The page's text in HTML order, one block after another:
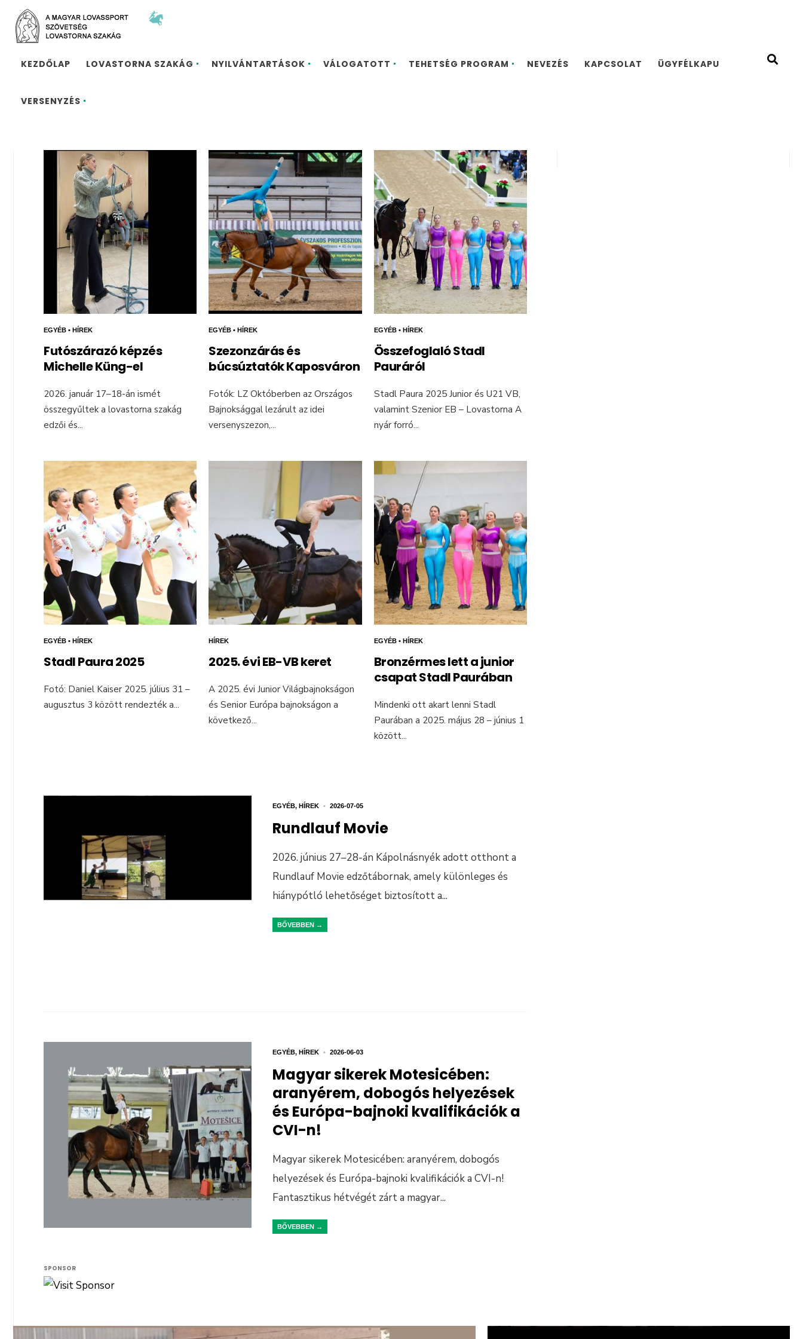
KEZDŐLAP LOVASTORNA SZAKÁG NYILVÁNTARTÁSOK VÁLOGATOTT TEHETSÉG PROGRAM NEVEZÉS KAPCSOLAT ÜGYFÉLKAPU
VERSENYZÉS
EGYÉB • HÍREK
Futószárazó képzés
Michelle Küng-el
2026. január 17–18-án ismét
összegyűltek a lovastorna szakág
edzői és...
EGYÉB •HÍREK
Szezonzárás és
búcsúztatók Kaposváron
Fotók: LZ Októberben az Országos
Bajnoksággal lezárult az idei
versenyszezon,...
EGYÉB• HÍREK
Összefoglaló Stadl
Pauráról
Stadl Paura 2025 Junior és U21 VB,
valamint Szenior EB – Lovastorna A
nyár forró...
EGYÉB • HÍREK
Stadl Paura 2025
Fotó: Daniel Kaiser 2025. július 31 –
augusztus 3 között rendezték a...
HÍREK
2025. évi EB-VB keret
A 2025. évi Junior Világbajnokságon
és Senior Európa bajnokságon a
következő...
EGYÉB• HÍREK
Bronzérmes lett a junior
csapat Stadl Paurában
Mindenki ott akart lenni Stadl
Paurában a 2025. május 28 – június 1
között...
EGYÉB, HÍREK • 2026-07-05
Rundlauf Movie
2026. június 27–28-án Kápolnásnyék adott otthont a
Rundlauf Movie edzőtábornak, amely különleges és
hiánypótló lehetőséget biztosított a...
BŐVEBBEN →
EGYÉB, HÍREK • 2026-06-03
Magyar sikerek Motesicében:
aranyérem, dobogós helyezések
és Európa-bajnoki kvalifikációk a
CVI-n!
Magyar sikerek Motesicében: aranyérem, dobogós
helyezések és Európa-bajnoki kvalifikációk a CVI-n!
Fantasztikus hétvégét zárt a magyar...
BŐVEBBEN →
SPONSOR